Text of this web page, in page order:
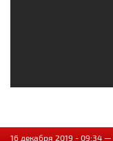
16 декабря 2019 - 09:34 —